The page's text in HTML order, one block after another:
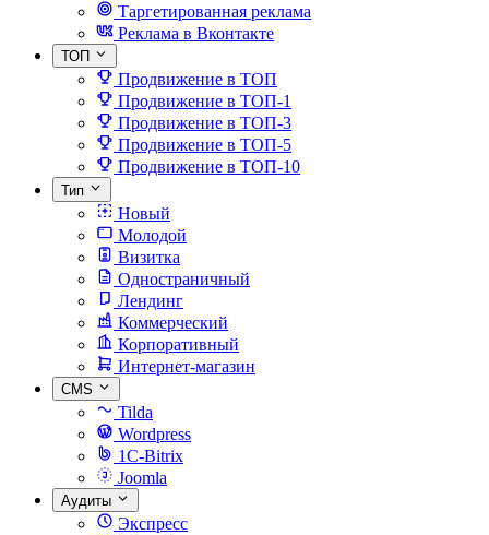
Таргетированная реклама
Реклама в Вконтакте
ТОП
Продвижение в ТОП
Продвижение в ТОП-1
Продвижение в ТОП-3
Продвижение в ТОП-5
Продвижение в ТОП-10
Тип
Новый
Молодой
Визитка
Одностраничный
Лендинг
Коммерческий
Корпоративный
Интернет-магазин
CMS
Tilda
Wordpress
1C-Bitrix
Joomla
Аудиты
Экспресс